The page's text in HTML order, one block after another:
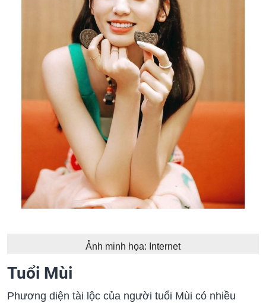
Ảnh minh họa: Internet
Tuổi Mùi
Phương diện tài lộc của người tuổi Mùi có nhiều